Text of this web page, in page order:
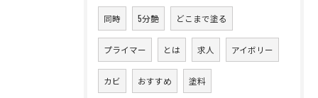
同時 5分艶 どこまで塗る
プライマー とは 求人 アイボリー
カビ おすすめ 塗料